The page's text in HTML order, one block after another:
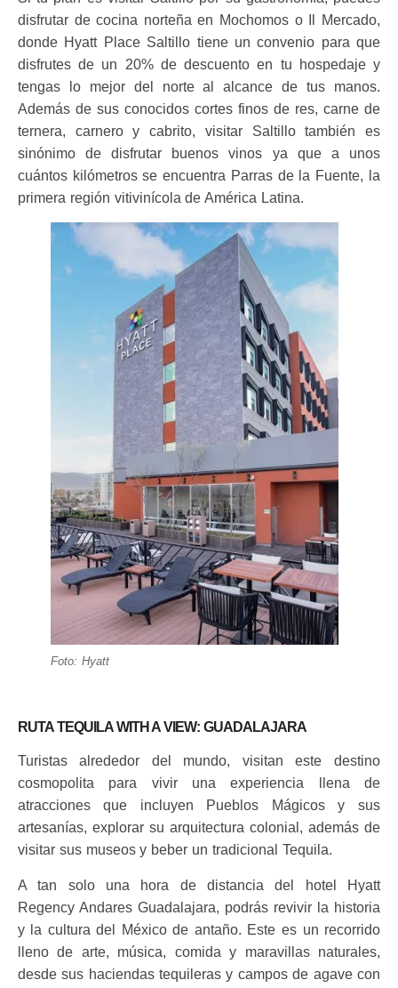
disfrutar de cocina norteña en Mochomos o Il Mercado,
donde Hyatt Place Saltillo tiene un convenio para que
disfrutes de un 20% de descuento en tu hospedaje y
tengas lo mejor del norte al alcance de tus manos.
Además de sus conocidos cortes finos de res, carne de
ternera, carnero y cabrito, visitar Saltillo también es
sinónimo de disfrutar buenos vinos ya que a unos
cuántos kilómetros se encuentra Parras de la Fuente, la
primera región vitivinícola de América Latina.
Foto: Hyatt
RUTA TEQUILA WITH A VIEW: GUADALAJARA
Turistas alrededor del mundo, visitan este destino
cosmopolita para vivir una experiencia llena de
atracciones que incluyen Pueblos Mágicos y sus
artesanías, explorar su arquitectura colonial, además de
visitar sus museos y beber un tradicional Tequila.
A tan solo una hora de distancia del hotel Hyatt
Regency Andares Guadalajara, podrás revivir la historia
y la cultura del México de antaño. Este es un recorrido
lleno de arte, música, comida y maravillas naturales,
desde sus haciendas tequileras y campos de agave con